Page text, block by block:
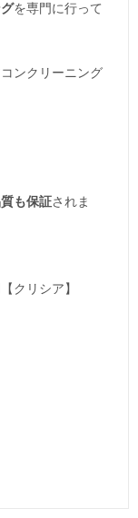
を専門に行って
ンクリーニング
も保証されま
クリシア】